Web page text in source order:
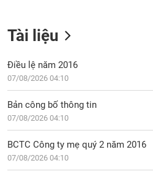
Tài liệu
Điều lệ năm 2016
07/08/2026 04:10
Bản công bố thông tin
07/08/2026 04:10
BCTC Công ty mẹ quý 2 năm 2016
07/08/2026 04:10
tư
Truyền
thông
tài